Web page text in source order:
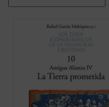
En el presente volumen, se estudian
Levítico, los Números, el Deuteronomio y
Josué. El conjunto de estos cuatro libros
conforma una unidad, cuyo sentido es la
historia del pueblo de Israel de camino ...
(ver ficha)